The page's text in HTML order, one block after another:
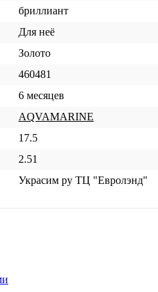
бриллиант
Для неё
Золото
460481
6 месяцев
AQVAMARINE
17.5
2.51
Украсим ру ТЦ "Евролэнд"